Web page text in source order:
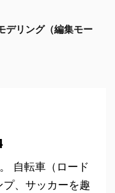
デリング（編集モー
自転車（ロード
、サッカーを趣